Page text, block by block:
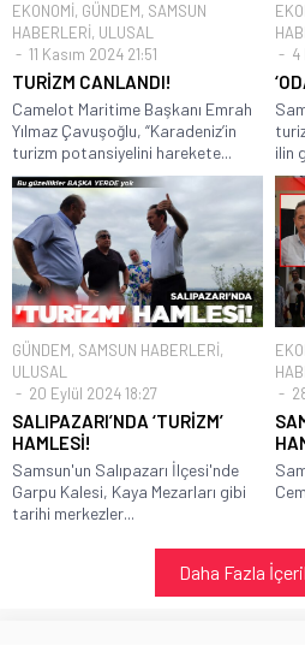
EKONOMİ, GÜNDEM, SAMSUN
HABERLERİ, ULUSAL
11 Kasım 2024 21:51
TURİZM CANLANDI!
Camelot Maritime Başkanı Emrah
Yılmaz Çavuşoğlu, “Karadeniz’in
turizm potansiyelini harekete...
4
ilin
GÜNDEM, SAMSUN HABERLERİ,
ULUSAL
20 Eylül 2024 18:27
SALIPAZARI’NDA ‘TURİZM’
HAMLESİ!
Samsun'un Salıpazarı İlçesi'nde
Garpu Kalesi, Kaya Mezarları gibi
tarihi merkezler...
Daha Fazla